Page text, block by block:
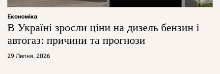
Економіка
В Україні зросли ціни на дизель бензин і
автогаз: причини та прогнози
29 Липня, 2026